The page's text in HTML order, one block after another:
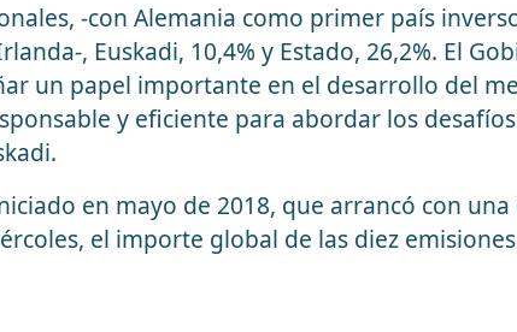
-con Alemania como primer país
, Euskadi, 10,4% y Estado, 26,2%. El
un papel importante en el desarrollo del
y eficiente para abordar los desafíos
en mayo de 2018, que arrancó con
el importe global de las diez